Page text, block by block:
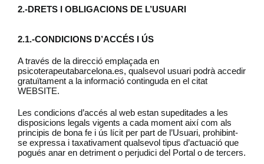
2.-DRETS I OBLIGACIONS DE L’USUARI
2.1.-CONDICIONS D’ACCÉS I ÚS
A través de la direcció emplaçada en
psicoterapeutabarcelona.es, qualsevol usuari podrà accedir
gratuïtament a la informació continguda en el citat
WEBSITE.
Les condicions d’accés al web estan supeditades a les
disposicions legals vigents a cada moment així com als
principis de bona fe i ús lícit per part de l’Usuari, prohibint-
se expressa i taxativament qualsevol tipus d’actuació que
pogués anar en detriment o perjudici del Portal o de tercers.